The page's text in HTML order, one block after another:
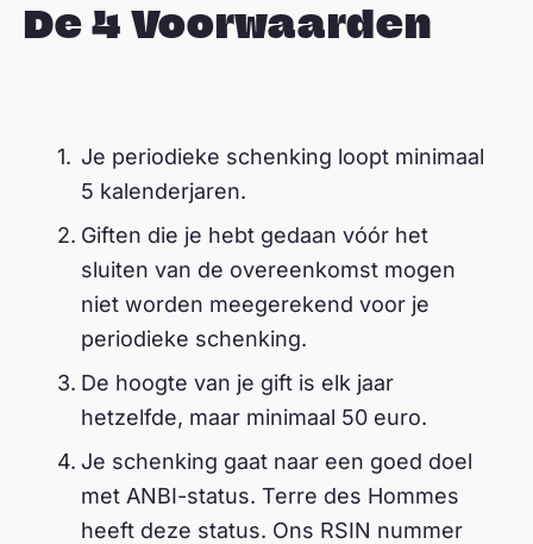
De 4 Voorwaarden
Je periodieke schenking loopt minimaal
5 kalenderjaren.
Giften die je hebt gedaan vóór het
sluiten van de overeenkomst mogen
niet worden meegerekend voor je
periodieke schenking.
De hoogte van je gift is elk jaar
hetzelfde, maar minimaal 50 euro.
Je schenking gaat naar een goed doel
met ANBI-status. Terre des Hommes
heeft deze status. Ons RSIN nummer